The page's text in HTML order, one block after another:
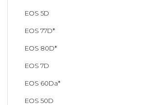
EOS 5D
EOS 77D*
EOS 80D*
EOS 7D
EOS 60Da*
EOS 50D